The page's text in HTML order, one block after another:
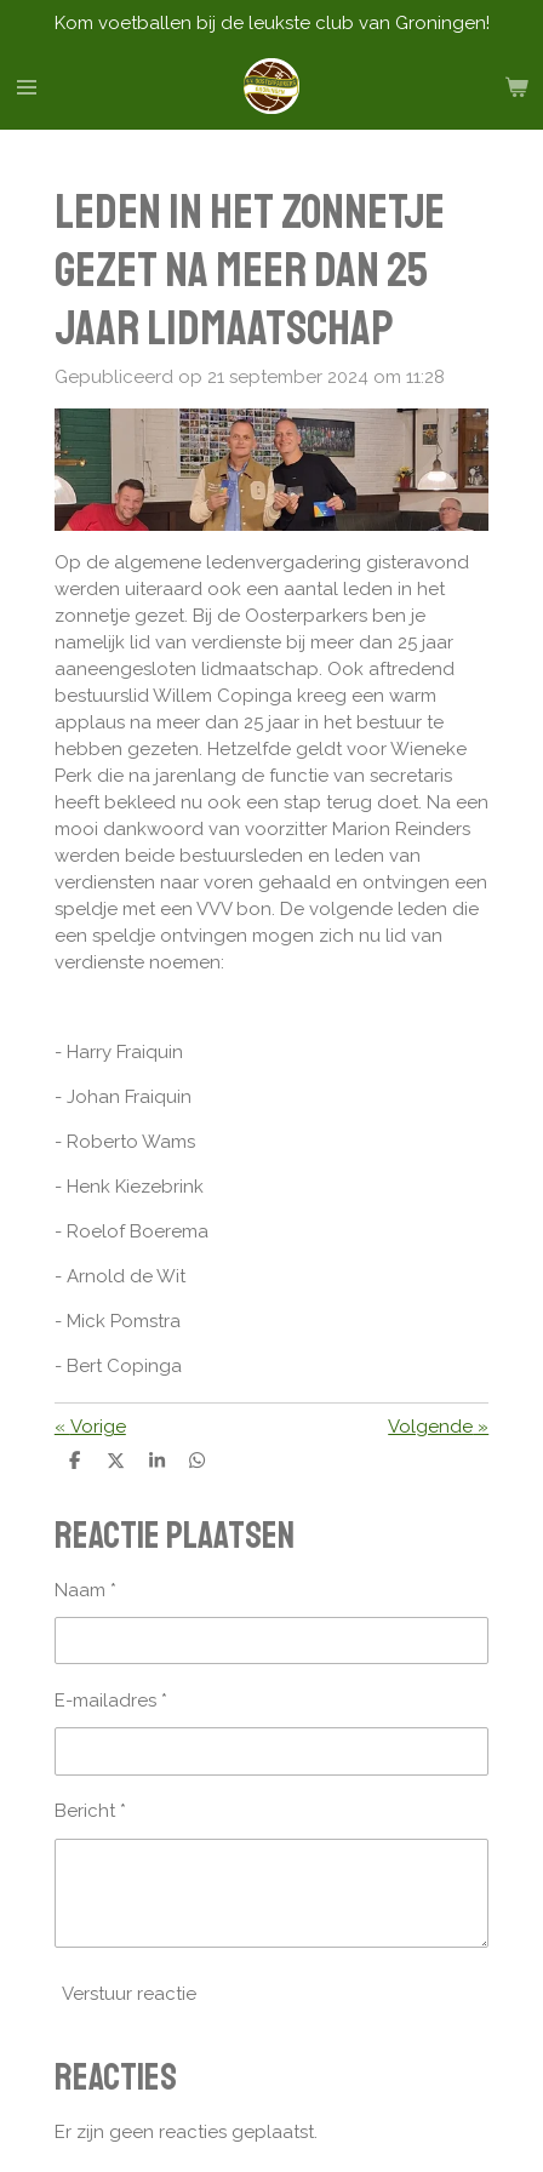
naar
hoofdinhoud
Kom voetballen bij de leukste club van Groningen!
Leden in het zonnetje
gezet na meer dan 25
jaar lidmaatschap
Gepubliceerd op 21 september 2024 om 11:28
Op de algemene ledenvergadering gisteravond
werden uiteraard ook een aantal leden in het
zonnetje gezet. Bij de Oosterparkers ben je
namelijk lid van verdienste bij meer dan 25 jaar
aaneengesloten lidmaatschap. Ook aftredend
bestuurslid Willem Copinga kreeg een warm
applaus na meer dan 25 jaar in het bestuur te
hebben gezeten. Hetzelfde geldt voor Wieneke
Perk die na jarenlang de functie van secretaris
heeft bekleed nu ook een stap terug doet. Na een
mooi dankwoord van voorzitter Marion Reinders
werden beide bestuursleden en leden van
verdiensten naar voren gehaald en ontvingen een
speldje met een VVV bon. De volgende leden die
een speldje ontvingen mogen zich nu lid van
verdienste noemen:
- Harry Fraiquin
- Johan Fraiquin
- Roberto Wams
- Henk Kiezebrink
- Roelof Boerema
- Arnold de Wit
- Mick Pomstra
- Bert Copinga
« Vorige Volgende »
D
e
n
D
l
S
r
e
D
e
n
Reactie plaatsen
Naam *
E-mailadres *
Bericht *
Verstuur reactie
Reacties
Er zijn geen reacties geplaatst.